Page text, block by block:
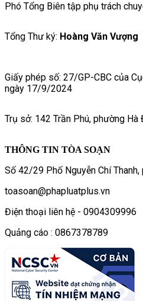
Phó Tổng Biên tập phụ trách
Tổng Thư ký: Hoàng Văn Vượng
Giấy phép số: 27/GP-CBC của
ngày 17/9/2024
Trụ sở: 142 Trần Phú, phường Hà
THÔNG TIN TÒA SOẠN
Số 42/29 Phố Nguyễn Chí Thanh,
toasoan@phapluatplus.vn
Điện thoại liên hệ - 0904309996
Quảng cáo : 0867378789